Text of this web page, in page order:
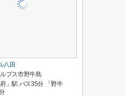
八田
プス市野牛島
」駅 バス35分 「野牛